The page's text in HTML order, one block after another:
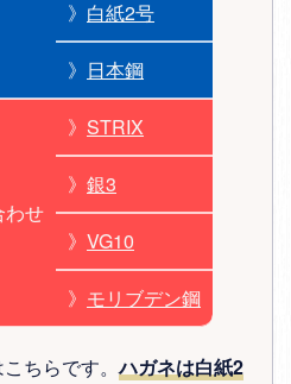
》 白紙2号
》 日本鋼
わせ
》 STRIX
》 銀3
》 VG10
》 モリブデン鋼
ちらです。ハガネは白紙2